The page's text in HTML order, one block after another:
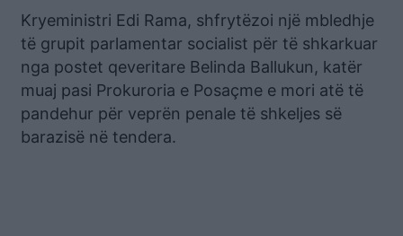
Kryeministri Edi Rama, shfrytëzoi një mbledhje
të grupit parlamentar socialist për të shkarkuar
nga postet qeveritare Belinda Ballukun, katër
muaj pasi Prokuroria e Posaçme e mori atë të
pandehur për veprën penale të shkeljes së
barazisë në tendera.